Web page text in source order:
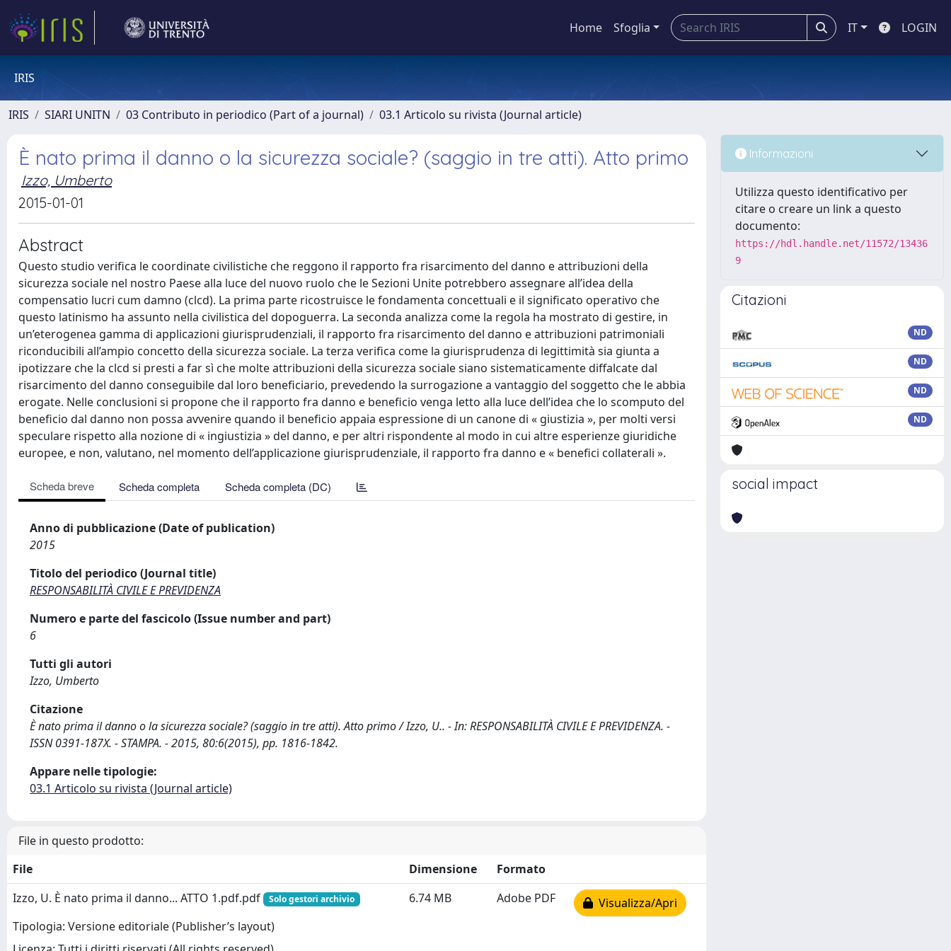
Home Sfoglia IT LOGIN
IRIS
IRIS SIARI UNITN 03 Contributo in periodico (Part of a journal) 03.1 Articolo su rivista (Journal article)
È nato prima il danno o la sicurezza sociale? (saggio in tre atti). Atto primo
Izzo, Umberto
2015-01-01
Abstract
Questo studio verifica le coordinate civilistiche che reggono il rapporto fra risarcimento del danno e attribuzioni della
sicurezza sociale nel nostro Paese alla luce del nuovo ruolo che le Sezioni Unite potrebbero assegnare all’idea della
compensatio lucri cum damno (clcd). La prima parte ricostruisce le fondamenta concettuali e il significato operativo che
questo latinismo ha assunto nella civilistica del dopoguerra. La seconda analizza come la regola ha mostrato di gestire, in
un’eterogenea gamma di applicazioni giurisprudenziali, il rapporto fra risarcimento del danno e attribuzioni patrimoniali
riconducibili all’ampio concetto della sicurezza sociale. La terza verifica come la giurisprudenza di legittimità sia giunta a
ipotizzare che la clcd si presti a far sì che molte attribuzioni della sicurezza sociale siano sistematicamente diffalcate dal
risarcimento del danno conseguibile dal loro beneficiario, prevedendo la surrogazione a vantaggio del soggetto che le abbia
erogate. Nelle conclusioni si propone che il rapporto fra danno e beneficio venga letto alla luce dell’idea che lo scomputo del
beneficio dal danno non possa avvenire quando il beneficio appaia espressione di un canone di « giustizia », per molti versi
speculare rispetto alla nozione di « ingiustizia » del danno, e per altri rispondente al modo in cui altre esperienze giuridiche
europee, e non, valutano, nel momento dell’applicazione giurisprudenziale, il rapporto fra danno e « benefici collaterali ».
Scheda breve Scheda completa Scheda completa (DC)
Anno di pubblicazione (Date of publication)
2015
Titolo del periodico (Journal title)
RESPONSABILITÀ CIVILE E PREVIDENZA
Numero e parte del fascicolo (Issue number and part)
6
Tutti gli autori
Izzo, Umberto
Citazione
È nato prima il danno o la sicurezza sociale? (saggio in tre atti). Atto primo / Izzo, U.. - In: RESPONSABILITÀ CIVILE E PREVIDENZA. -
ISSN 0391-187X. - STAMPA. - 2015, 80:6(2015), pp. 1816-1842.
Appare nelle tipologie:
03.1 Articolo su rivista (Journal article)
File in questo prodotto:
File
Dimensione
Formato
Izzo, U. È nato prima il danno... ATTO 1.pdf.pdf
Solo gestori archivio
Tipologia: Versione editoriale (Publisher’s layout)
6.74 MB Adobe PDF Visualizza/Apri
Informazioni
Utilizza questo identificativo per
citare o creare un link a questo
documento:
https://hdl.handle.net/11572/13436
9
Citazioni
ND
ND
ND
ND
social impact